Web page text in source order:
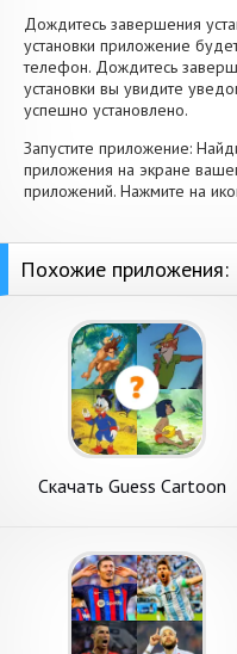
Дождитесь завершения
установки приложение
телефон. Дождитесь
установки вы увидите
успешно установлено.
Запустите приложение:
приложения на экране
приложений. Нажмите на
Похожие приложения:
Скачать Guess Cartoon
Андроид